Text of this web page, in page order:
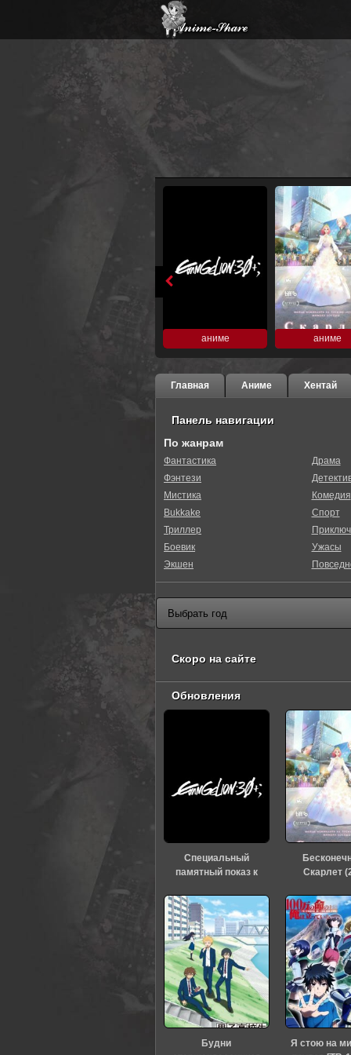
аниме аниме
Главная Аниме Хентай
Панель навигации
По жанрам
Фантастика
Фэнтези
Мистика
Bukkake
Триллер
Боевик
Экшен
Драма
Комедия
Спорт
Ужасы
Скоро на сайте
Обновления
Специальный
памятный показ к
«Евангелиона» (2026)
Скарлет
Будни
Я стою на